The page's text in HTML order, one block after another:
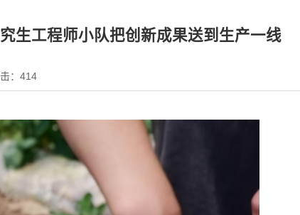
工程师小队把创新成果送到生产一线
： 414